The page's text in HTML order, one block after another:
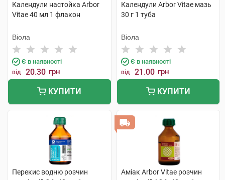
Календули настойка Arbor
Vitae 40 мл 1 флакон
Віола
Є в наявності
від 20.30 грн
КУПИТИ
Календули Arbor Vitae мазь
30 г 1 туба
Віола
Є в наявності
від 21.00 грн
КУПИТИ
Перекис водню розчин
Аміак Arbor Vitae розчин